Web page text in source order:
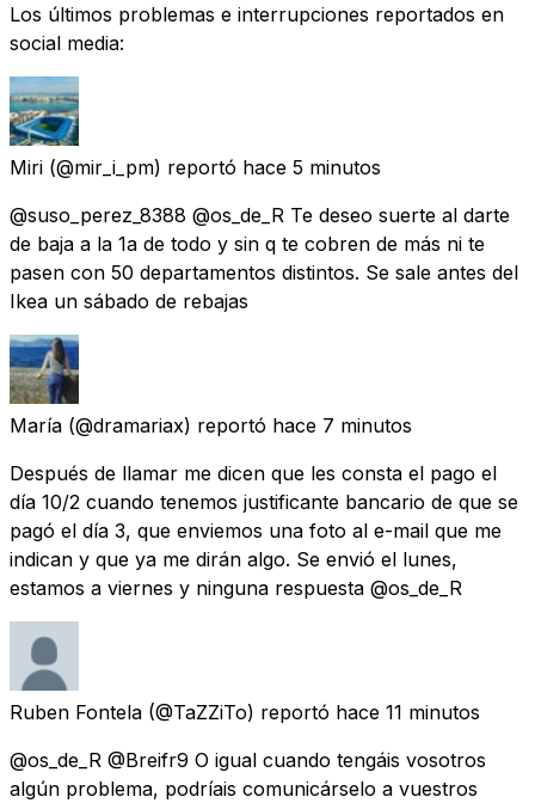
Los últimos problemas e interrupciones reportados en
social media:
Miri (@mir_i_pm) reportó hace 5 minutos
@suso_perez_8388 @os_de_R Te deseo suerte al darte
de baja a la 1a de todo y sin q te cobren de más ni te
pasen con 50 departamentos distintos. Se sale antes del
Ikea un sábado de rebajas
María (@dramariax) reportó hace 7 minutos
Después de llamar me dicen que les consta el pago el
día 10/2 cuando tenemos justificante bancario de que se
pagó el día 3, que enviemos una foto al e-mail que me
indican y que ya me dirán algo. Se envió el lunes,
estamos a viernes y ninguna respuesta @os_de_R
Ruben Fontela (@TaZZiTo) reportó hace 11 minutos
@os_de_R @Breifr9 O igual cuando tengáis vosotros
algún problema, podríais comunicárselo a vuestros